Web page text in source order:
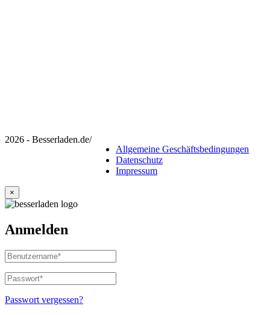
2026 - Besserladen.de/
Allgemeine Geschäftsbedingungen
Datenschutz
Impressum
×
Anmelden
Benutzername
oder
E-
Mail-
Adresse*
Passwort*
Erforderlich
Passwort vergessen?